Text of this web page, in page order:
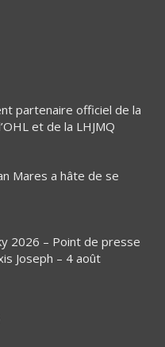
partenaire officiel de la
et de la LHJMQ
Mares a hâte de se
2026 – Point de presse
Joseph – 4 août